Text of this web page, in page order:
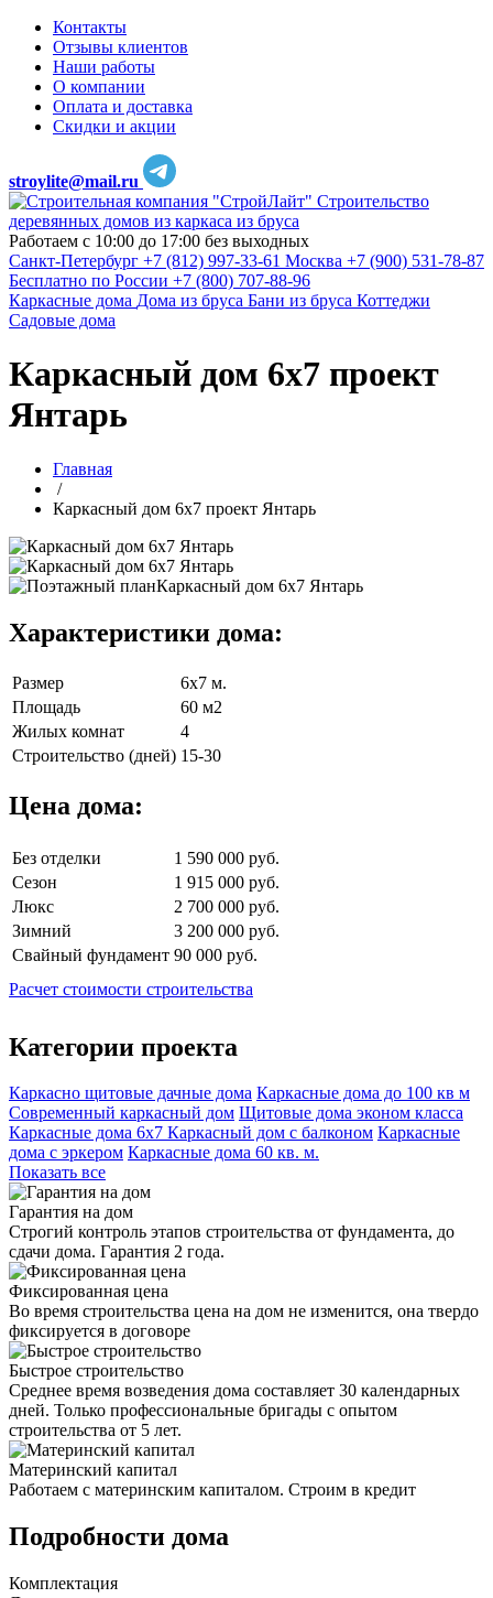
Контакты
Отзывы клиентов
Наши работы
О компании
Оплата и доставка
Скидки и акции
stroylite@mail.ru
Строительство
деревянных домов из каркаса из бруса
Работаем с 10:00 до 17:00 без выходных
Санкт-Петербург +7 (812) 997-33-61 Москва +7 (900) 531-78-87
Бесплатно по России +7 (800) 707-88-96
Каркасные дома Дома из бруса Бани из бруса Коттеджи
Садовые дома
Каркасный дом 6х7 проект
Янтарь
Главная
/
Каркасный дом 6х7 проект Янтарь
Характеристики дома:
Размер
6х7 м.
Площадь
60 м2
Жилых комнат
4
Строительство (дней) 15-30
Цена дома:
Без отделки
1 590 000 руб.
Сезон
1 915 000 руб.
Люкс
2 700 000 руб.
Зимний
3 200 000 руб.
Свайный фундамент 90 000 руб.
Расчет стоимости строительства
Категории проекта
Каркасно щитовые дачные дома Каркасные дома до 100 кв м
Современный каркасный дом Щитовые дома эконом класса
Каркасные дома 6х7 Каркасный дом с балконом Каркасные
дома с эркером Каркасные дома 60 кв. м.
Показать все
Гарантия на дом
Строгий контроль этапов строительства от фундамента, до
сдачи дома. Гарантия 2 года.
Фиксированная цена
Во время строительства цена на дом не изменится, она твердо
фиксируется в договоре
Быстрое строительство
Среднее время возведения дома составляет 30 календарных
дней. Только профессиональные бригады с опытом
строительства от 5 лет.
Материнский капитал
Работаем с материнским капиталом. Строим в кредит
Подробности дома
Комплектация